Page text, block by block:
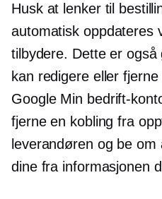
Husk at lenker til
automatisk oppdateres
tilbydere. Dette er
kan redigere eller
Google Min bedrift-
fjerne en kobling fra
leverandøren og be
dine fra informasjonen